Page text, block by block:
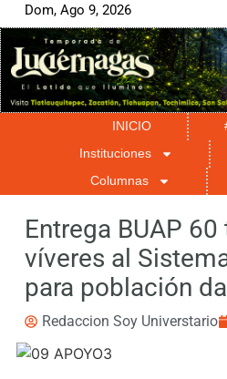
Dom, Ago 9, 2026
INICIO
Instituciones
Columnas
Entrega BUAP
víveres al
para población
Redaccion Soy Universtario